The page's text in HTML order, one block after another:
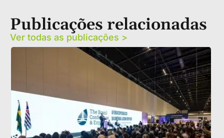
Publicações relacionadas
Ver todas as publicações >